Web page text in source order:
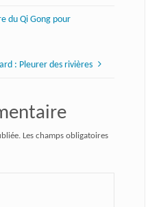
du Qi Gong pour
: Pleurer des rivières
Les champs obligatoires